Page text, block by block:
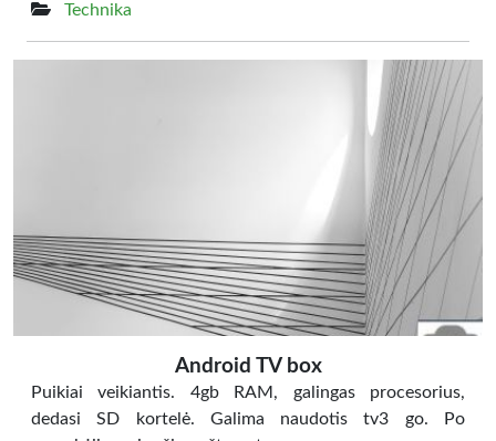
Technika
Android TV box
Puikiai veikiantis. 4gb RAM, galingas procesorius,
dedasi SD kortelė. Galima naudotis tv3 go. Po